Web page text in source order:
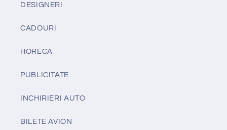
DESIGNERI
CADOURI
HORECA
PUBLICITATE
INCHIRIERI AUTO
BILETE AVION